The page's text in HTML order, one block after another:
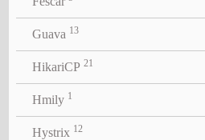
Guava 13
HikariCP 21
Hmily 1
Hystrix 12